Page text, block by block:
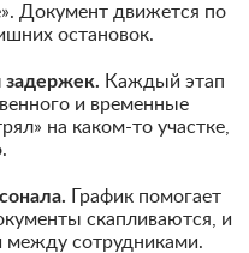
Документ движется по
остановок.
задержек. Каждый этап
и временные
на каком-то участке,
График помогает
скапливаются, и
между сотрудниками.